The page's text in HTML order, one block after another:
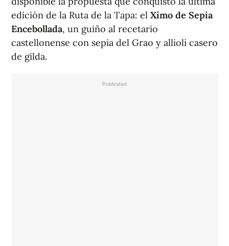
edición de la Ruta de la Tapa: el Ximo de Sepia
Encebollada, un guiño al recetario
castellonense con sepia del Grao y allioli casero
de gilda.